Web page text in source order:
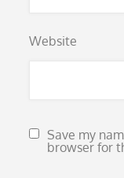
Website
Save my
browser for